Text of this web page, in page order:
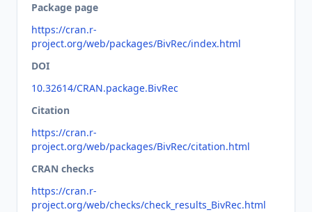
Package page
https://cran.r-
project.org/web/packages/BivRec/index.html
DOI
10.32614/CRAN.package.BivRec
Citation
https://cran.r-
project.org/web/packages/BivRec/citation.html
CRAN checks
https://cran.r-
project.org/web/checks/check_results_BivRec.html